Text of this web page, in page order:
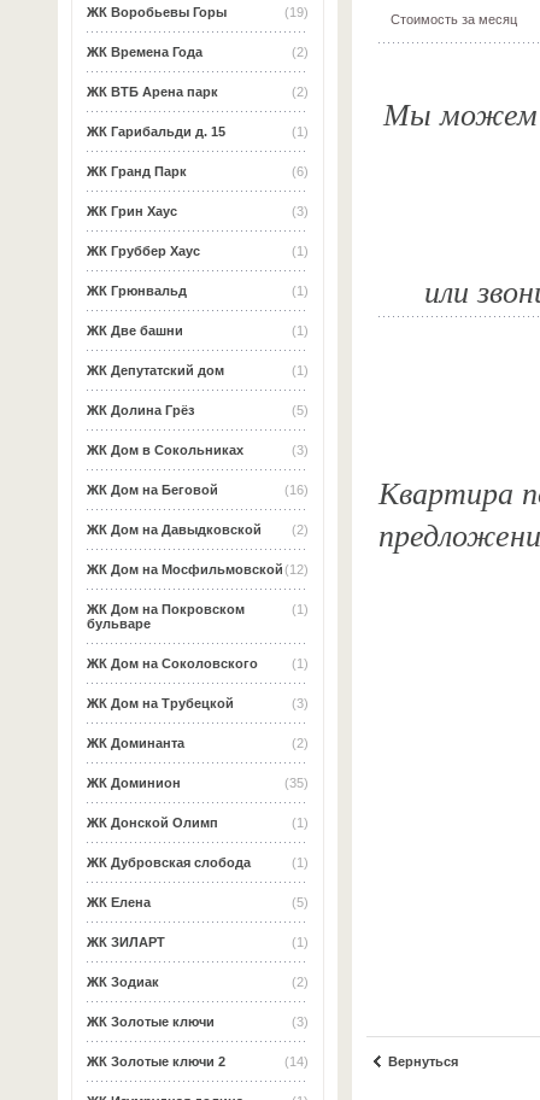
(19)
ЖК Воробьевы Горы
(2)
ЖК Времена Года
(2)
ЖК ВТБ Арена парк
(1)
ЖК Гарибальди д. 15
(6)
ЖК Гранд Парк
(3)
ЖК Грин Хаус
(1)
ЖК Груббер Хаус
(1)
ЖК Грюнвальд
(1)
ЖК Две башни
(1)
ЖК Депутатский дом
(5)
ЖК Долина Грёз
(3)
ЖК Дом в Сокольниках
(16)
ЖК Дом на Беговой
(2)
ЖК Дом на Давыдковской
(12)
ЖК Дом на Мосфильмовской
(1)
ЖК Дом на Покровском
бульваре
(1)
ЖК Дом на Соколовского
(3)
ЖК Дом на Трубецкой
(2)
ЖК Доминанта
(35)
ЖК Доминион
(1)
ЖК Донской Олимп
(1)
ЖК Дубровская слобода
(5)
ЖК Елена
(1)
ЖК ЗИЛАРТ
(2)
ЖК Зодиак
(3)
ЖК Золотые ключи
(14)
ЖК Золотые ключи 2
Стоимость за месяц
Мы можем
или
Квартира
Вернуться